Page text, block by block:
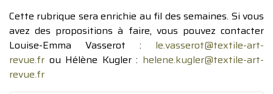
Cette rubrique sera enrichie au fil des semaines. Si vous
avez des propositions à faire, vous pouvez contacter
Louise-Emma Vasserot : le.vasserot@textile-art-
revue.fr ou Hélène Kugler : helene.kugler@textile-art-
revue.fr